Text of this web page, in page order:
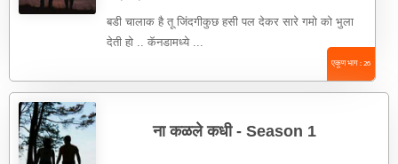
बडी चालाक है तू जिंदगीकुछ हसी पल देकर सारे गमो को भुला
देती हो .. कॅनडामध्ये ...
एकूण भाग : 26
ना कळले कधी - Season 1